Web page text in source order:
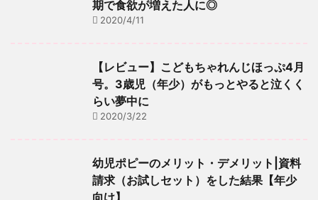
期で食欲が増えた人に◎
2020/4/11
【レビュー】こどもちゃれんじほっぷ4月
号。3歳児（年少）がもっとやると泣くく
らい夢中に
2020/3/22
幼児ポピーのメリット・デメリット|資料
請求（お試しセット）をした結果【年少
向け】